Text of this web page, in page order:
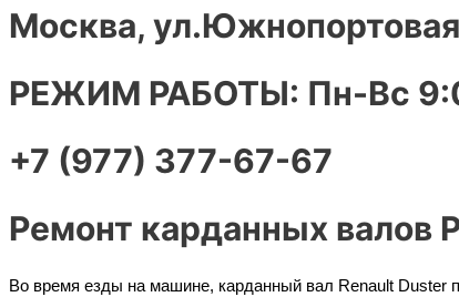
Москва,
РЕЖИМ РАБОТЫ: Пн-Вс
+7 (977) 377-67-67
Ремонт карданных валов
Во время езды на машине, карданный вал Renault Duster